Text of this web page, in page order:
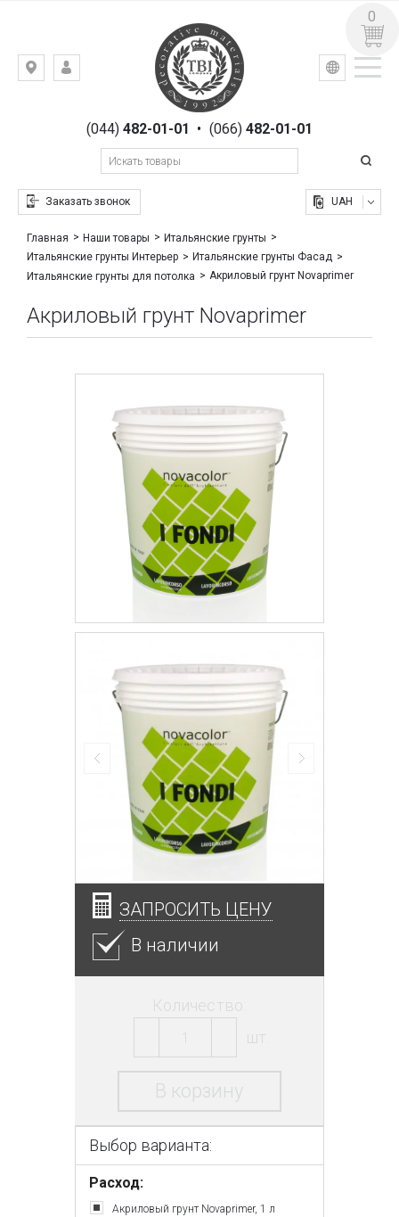
Киев,
Гоголевская,(044)482-01-01 • (066) 482-01-01
Заказать звонок
УКР РУС
UAH
0
Главная Наши товары
Итальянские грунты
Итальянские грунты Интерьер
Итальянские грунты Фасад
Итальянские грунты для потолка
Акриловый грунт Novaprimer
Акриловый грунт Novaprimer
ЗАПРОСИТЬ ЦЕНУ
В наличии
Количество:
шт.
В корзину
Выбор варианта:
Расход:
Акриловый грунт Novaprimer, 1 л